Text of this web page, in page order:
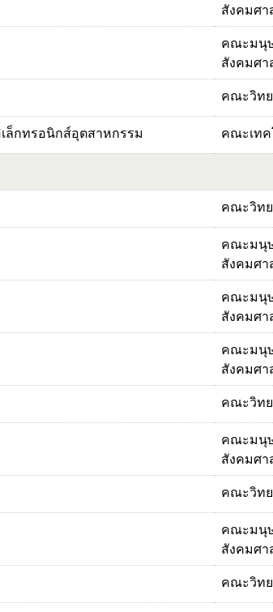
สังคมศา
คณะมนุ
สังคมศา
คณะวิท
ล็กทรอนิกส์อุตสาหกรรม คณะเท
คณะวิท
คณะมนุ
สังคมศา
คณะมนุ
สังคมศา
คณะมนุ
สังคมศา
คณะวิท
คณะมนุ
สังคมศา
คณะวิท
คณะมนุ
สังคมศา
คณะวิท